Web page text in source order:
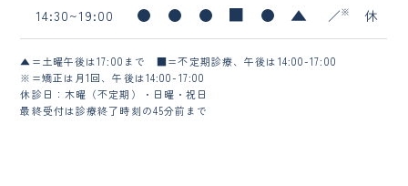
14:30~19:00 ／ 休
▲=土曜午後は17:00まで■=不定期診療、午後は14:00-17:00
※=矯正は月1回、午後は14:00-17:00
休診日：木曜（不定期）・日曜・祝日
最終受付は診療終了時刻の45分前まで